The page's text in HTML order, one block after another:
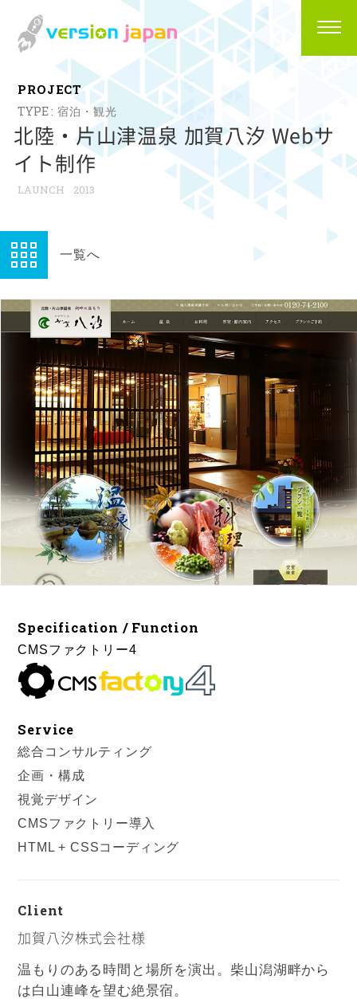
PROJECT
宿泊・観光
北陸・片山津温泉 加賀八汐 Webサ
イト制作
2013
一覧へ
Specification / Function
CMSファクトリー4
Service
総合コンサルティング
企画・構成
視覚デザイン
CMSファクトリー導入
HTML + CSSコーディング
Client
加賀八汐株式会社様
温もりのある時間と場所を演出。柴山潟湖畔から
は白山連峰を望む絶景宿。